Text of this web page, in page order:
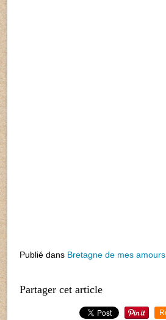
Publié dans Bretagne de mes amours
Partager cet article